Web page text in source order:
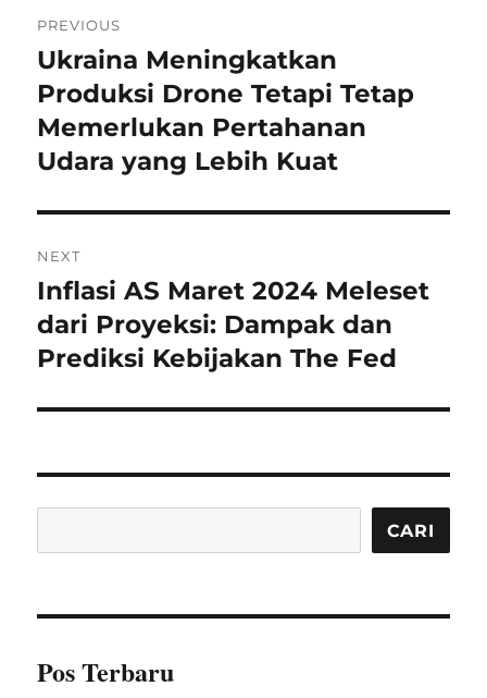
pos
PREVIOUS
Previous
post:
Ukraina Meningkatkan
Produksi Drone Tetapi Tetap
Memerlukan Pertahanan
Udara yang Lebih Kuat
NEXT
Next
post:
Inflasi AS Maret 2024 Meleset
dari Proyeksi: Dampak dan
Prediksi Kebijakan The Fed
CARI
Pos Terbaru